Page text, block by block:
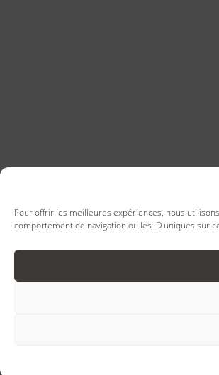
Pour offrir les meilleures expériences, nous
comportement de navigation ou les ID uniques sur